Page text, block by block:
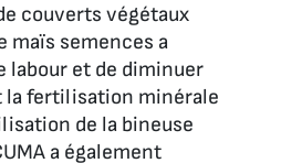
couverts végétaux
maïs semences a
labour et de diminuer
fertilisation minérale
de la bineuse
a également